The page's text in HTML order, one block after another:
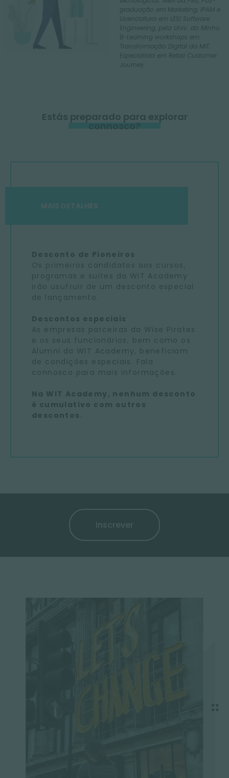
graduação em Marketing, IPAM e
Licenciatura em LESI Software
Engineering, pela Univ. do Minho.
B-Learning workshops em
Transformação Digital da MIT.
Especialista em Retail Customer
Journey.
Estás preparado para explorar
connosco?
MAIS DETALHES
Desconto de Pioneiros
Os primeiros candidatos aos cursos,
programas e suites da WIT Academy
irão usufruir de um desconto especial
de lançamento.
Descontos especiais
As empresas parceiras da Wise Pirates
e os seus funcionários, bem como os
Alumni da WIT Academy, beneficiam
de condições especiais. Fala
connosco para mais informações.
Na WIT Academy, nenhum desconto
é cumulativo com outros
descontos.
Inscrever